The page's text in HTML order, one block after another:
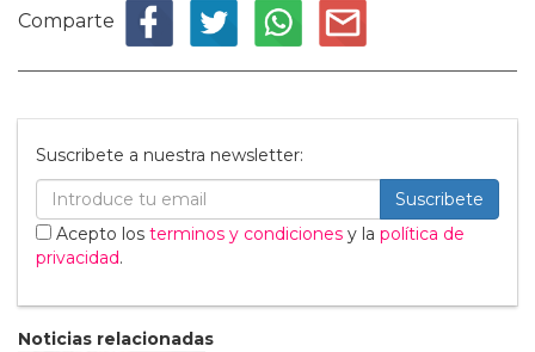
Comparte
Suscribete a nuestra newsletter:
Suscribete
Acepto los terminos y condiciones y la política de
privacidad.
Noticias relacionadas